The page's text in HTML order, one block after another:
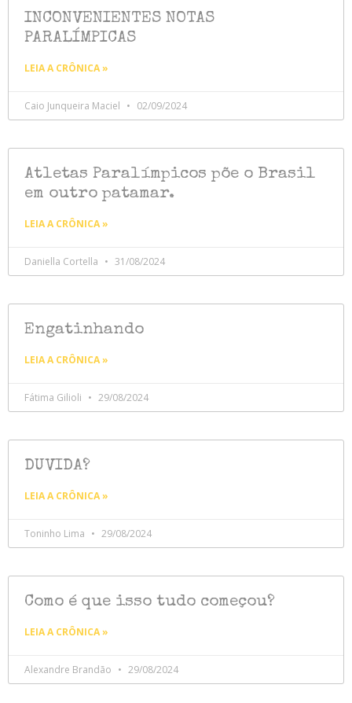
INCONVENIENTES NOTAS
PARALÍMPICAS
LEIA A CRÔNICA »
Caio Junqueira Maciel 02/09/2024
Atletas Paralímpicos põe o Brasil
em outro patamar.
LEIA A CRÔNICA »
Daniella Cortella 31/08/2024
Engatinhando
LEIA A CRÔNICA »
Fátima Gilioli 29/08/2024
DUVIDA?
LEIA A CRÔNICA »
Toninho Lima 29/08/2024
Como é que isso tudo começou?
LEIA A CRÔNICA »
Alexandre Brandão 29/08/2024